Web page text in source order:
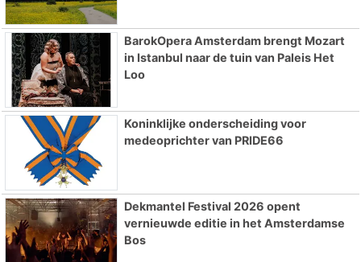
BarokOpera Amsterdam brengt Mozart
in Istanbul naar de tuin van Paleis Het
Loo
Koninklijke onderscheiding voor
medeoprichter van PRIDE66
Dekmantel Festival 2026 opent
vernieuwde editie in het Amsterdamse
Bos